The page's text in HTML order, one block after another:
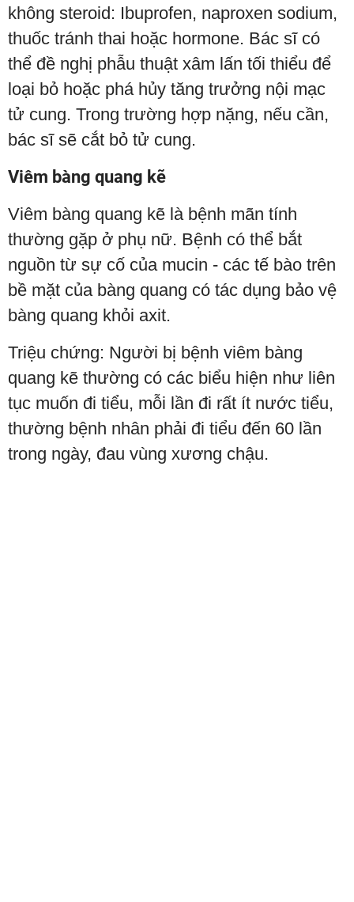
không steroid: Ibuprofen, naproxen sodium,
thuốc tránh thai hoặc hormone. Bác sĩ có
thể đề nghị phẫu thuật xâm lấn tối thiểu để
loại bỏ hoặc phá hủy tăng trưởng nội mạc
tử cung. Trong trường hợp nặng, nếu cần,
bác sĩ sẽ cắt bỏ tử cung.
Viêm bàng quang kẽ
Viêm bàng quang kẽ là bệnh mãn tính
thường gặp ở phụ nữ. Bệnh có thể bắt
nguồn từ sự cố của mucin - các tế bào trên
bề mặt của bàng quang có tác dụng bảo vệ
bàng quang khỏi axit.
Triệu chứng: Người bị bệnh viêm bàng
quang kẽ thường có các biểu hiện như liên
tục muốn đi tiểu, mỗi lần đi rất ít nước tiểu,
thường bệnh nhân phải đi tiểu đến 60 lần
trong ngày, đau vùng xương chậu.